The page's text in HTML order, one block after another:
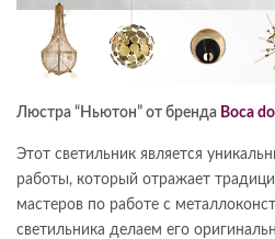
Люстра “Ньютон” от бренда Boca
Этот светильник является
работы, который отражает
мастеров по работе с
светильника делаем его